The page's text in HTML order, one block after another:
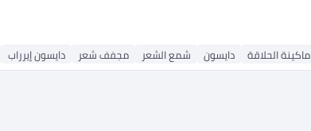
ماكينة الحلاقة دايسون شمع الشعر مجفف شعر دايسون إيرراب